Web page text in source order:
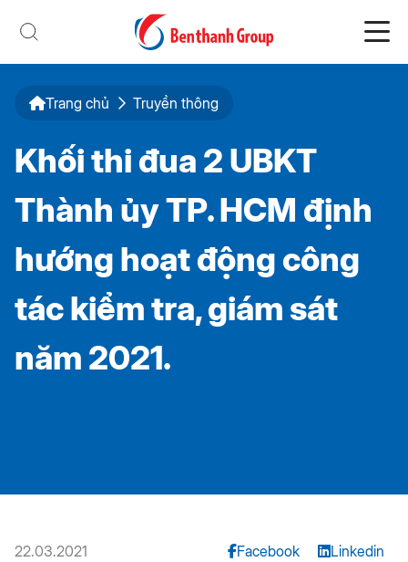
Trang chủ Truyền thông
Khối thi đua 2 UBKT
Thành ủy TP. HCM định
hướng hoạt động công
tác kiểm tra, giám sát
năm 2021.
22.03.2021 Facebook Linkedin